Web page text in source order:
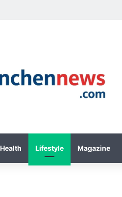
Health Lifestyle Magazine